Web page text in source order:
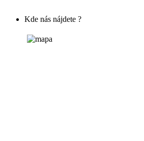
Kde nás nájdete ?